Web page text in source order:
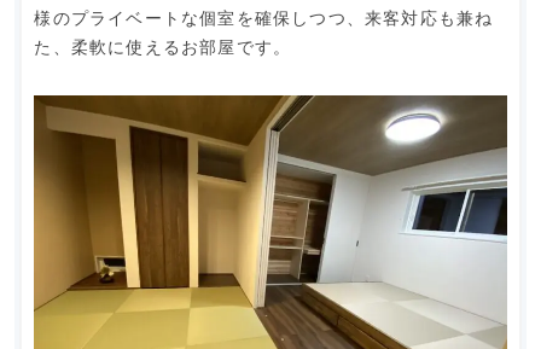
様のプライベートな個室を確保しつつ、来客対応も兼ね
た、柔軟に使えるお部屋です。